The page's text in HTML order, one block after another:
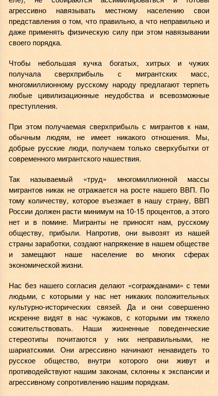
агрессивно навязывать местному населению свои
представления о том, что правильно, а что неправильно и
даже применять физическую силу при этом навязывании
своего порядка.
Чтобы небольшая кучка богатых, хитрых и чужих
получала сверхприбыль с мигрантских масс,
многомиллионному русскому народу предлагают терпеть
любые цивилизационные неудобства и всевозможные
преступления.
При этом получаемая сверхприбыль с мигрантов к нам,
обычным людям, не имеет никакого отношения. Мы,
добрые русские люди, получаем только сверхубытки от
современного мигрантского нашествия.
Так называемый «труд» многомиллионной массы
мигрантов никак не отражается на росте нашего ВВП. По
тому количеству, которое въезжает в нашу страну, ВВП
России должен расти минимум на 10-15 процентов, а этого
нет и в помине. Мигранты не приносят нам, русскому
обществу, прибыли. Напротив, они вывозят из нашей
страны заработки, создают напряжение в нашем обществе
и замещают наше население во многих сферах
экономической жизни.
Нас без нашего согласия делают «согражданами» с теми
людьми, с которыми у нас нет никаких положительных
культурно-исторических связей. Да и они совершенно
искренне видят в нас чужаков, с которыми им тяжело
сожительствовать. Наши жизненные поведенческие
стереотипы почитаются у них неправильными, не
шариатскими. Они агрессивно начинают ненавидеть то
русское общество, внутри которого они живут и
противодействуют нашим законам, склонны к экспансии и
агрессивному сопротивлению нашим порядкам.